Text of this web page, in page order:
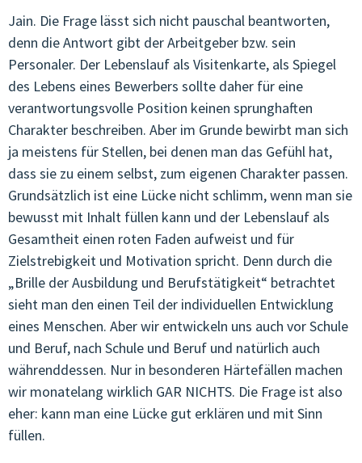
ARTIKEL & STORIES
ESF/FSE
KONTAKT
Jain. Die Frage lässt sich nicht pauschal beantworten,
denn die Antwort gibt der Arbeitgeber bzw. sein
Personaler. Der Lebenslauf als Visitenkarte, als Spiegel
des Lebens eines Bewerbers sollte daher für eine
verantwortungsvolle Position keinen sprunghaften
Charakter beschreiben. Aber im Grunde bewirbt man sich
ja meistens für Stellen, bei denen man das Gefühl hat,
dass sie zu einem selbst, zum eigenen Charakter passen.
Grundsätzlich ist eine Lücke nicht schlimm, wenn man sie
bewusst mit Inhalt füllen kann und der Lebenslauf als
Gesamtheit einen roten Faden aufweist und für
Zielstrebigkeit und Motivation spricht. Denn durch die
„Brille der Ausbildung und Berufstätigkeit“ betrachtet
sieht man den einen Teil der individuellen Entwicklung
eines Menschen. Aber wir entwickeln uns auch vor Schule
und Beruf, nach Schule und Beruf und natürlich auch
währenddessen. Nur in besonderen Härtefällen machen
wir monatelang wirklich GAR NICHTS. Die Frage ist also
eher: kann man eine Lücke gut erklären und mit Sinn
füllen.